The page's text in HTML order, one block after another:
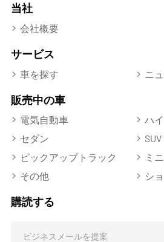
当社
会社概要
サービス
車を探す ニ
販売中の車
電気自動車
ハ
セダン
SUV
ピックアップトラック
ミ
その他
シ
購読する